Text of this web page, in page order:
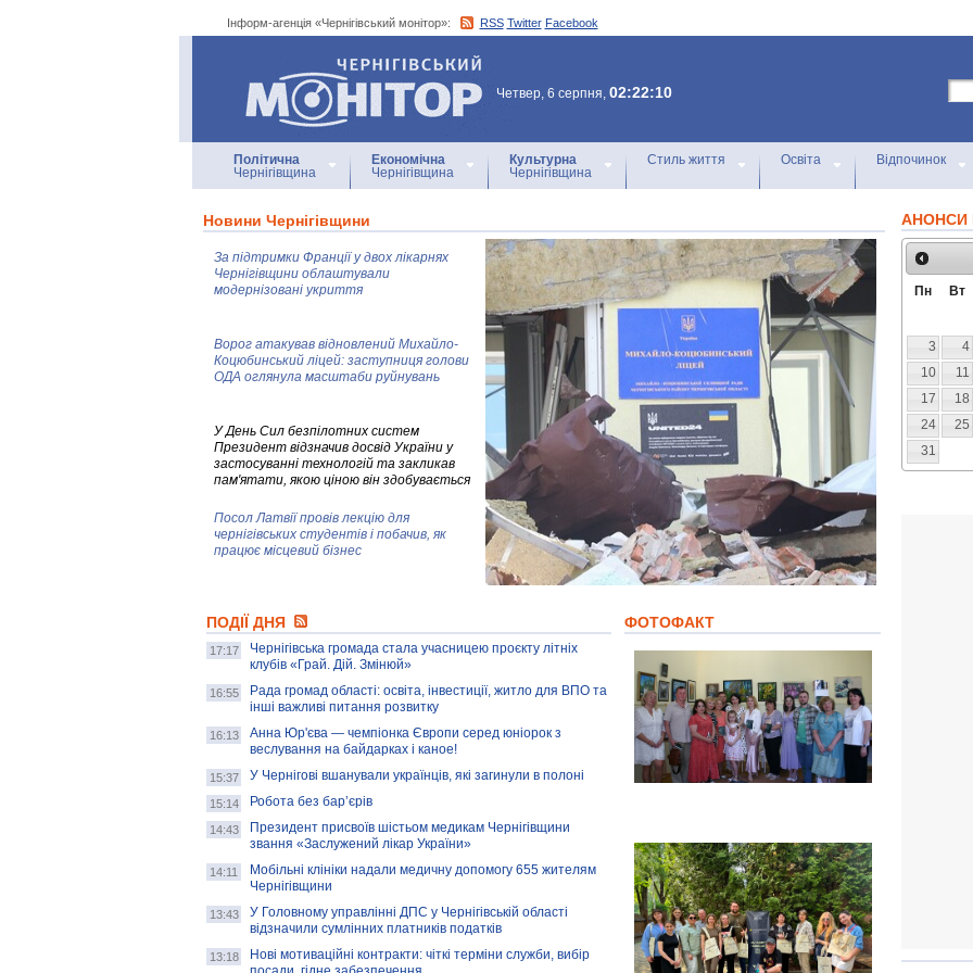
Інформ-агенція «Чернігівський монітор»: RSS Twitter Facebook
Інформ-агенція
«Чернігівський монітор»
Четвер, 6 серпня, 02:22:10
Політична
Чернігівщина
Економічна
Чернігівщина
Культурна
Чернігівщина
Стиль життя Освіта Відпочинок
Новини Чернігівщини
За підтримки Франції у двох лікарнях
Чернігівщини облаштували
модернізовані укриття
Ворог атакував відновлений Михайло-
Коцюбинський ліцей: заступниця голови
ОДА оглянула масштаби руйнувань
У День Сил безпілотних систем
Президент відзначив досвід України у
застосуванні технологій та закликав
пам'ятати, якою ціною він здобувається
Посол Латвії провів лекцію для
чернігівських студентів і побачив, як
працює місцевий бізнес
колекцію про війну, емоції та тварин
AB InBev Efes Україна підтримала
навчальний проєкт "Молодіжна бізнес-
школа", спрямований на розвиток
підприємництва у Чернігівській області
Золота тварина: видання Forbes
написало про чернігівця Патрона: хто і
скільки на ньому заробляє? І куди
витрачають?
ПОДІЇ ДНЯ
17:17
Чернігівська громада стала учасницею проєкту літніх
клубів «Грай. Дій. Змінюй»
16:55
Рада громад області: освіта, інвестиції, житло для ВПО та
інші важливі питання розвитку
16:13
Анна Юр'єва — чемпіонка Європи серед юніорок з
веслування на байдарках і каное!
15:37 У Чернігові вшанували українців, які загинули в полоні
15:14 Робота без бар’єрів
14:43
Президент присвоїв шістьом медикам Чернігівщини
звання «Заслужений лікар України»
14:11
Мобільні клініки надали медичну допомогу 655 жителям
Чернігівщини
13:43
У Головному управлінні ДПС у Чернігівській області
відзначили сумлінних платників податків
13:18
Нові мотиваційні контракти: чіткі терміни служби, вибір
ФОТОФАКТ
АНОНСИ
Пн Вт
3
4
10
11
17
18
24
25
31